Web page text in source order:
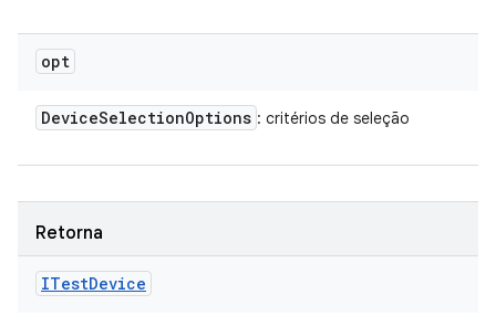
opt
DeviceSelectionOptions : critérios de seleção
Retorna
ITestDevice